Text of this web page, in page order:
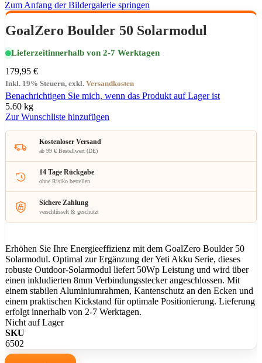
Zum Anfang der Bildergalerie springen
GoalZero Boulder 50 Solarmodul
Lieferzeitinnerhalb von 2-7 Werktagen
179,95 €
Inkl. 19% Steuern, exkl. Versandkosten
Benachrichtigen Sie mich, wenn das Produkt auf Lager ist
5.60 kg
Zur Wunschliste hinzufügen
Kostenloser Versand
ab 99 € Bestellwert (DE)
14 Tage Rückgabe
ohne Risiko bestellen
Sichere Zahlung
verschlüsselt & geschützt
Erhöhen Sie Ihre Energieeffizienz mit dem GoalZero Boulder 50
Solarmodul. Optimal zur Ergänzung der Yeti Akku Serie, dieses
robuste Outdoor-Solarmodul liefert 50Wp Leistung und wird über
einen inkludierten 8mm Verbindungsstecker angeschlossen. Mit
einem stabilen Aluminiumrahmen, Kantenschutz an den Ecken und
einem praktischen Kickstand für optimale Positionierung. Lieferung
erfolgt innerhalb von 2-7 Werktagen.
Nicht auf Lager
SKU
6502